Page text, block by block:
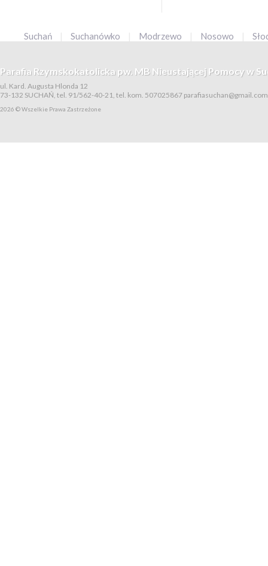
Suchań | Suchanówko | Modrzewo | Nosowo |
Parafia Rzymskokatolicka pw. MB Nieustającej Pomocy w
ul. Kard. Augusta Hlonda 12
73-132 SUCHAŃ, tel. 91/562-40-21, tel. kom. 507025867 parafiasuchan@gmail.com
2026 © Wszelkie Prawa Zastrzeżone